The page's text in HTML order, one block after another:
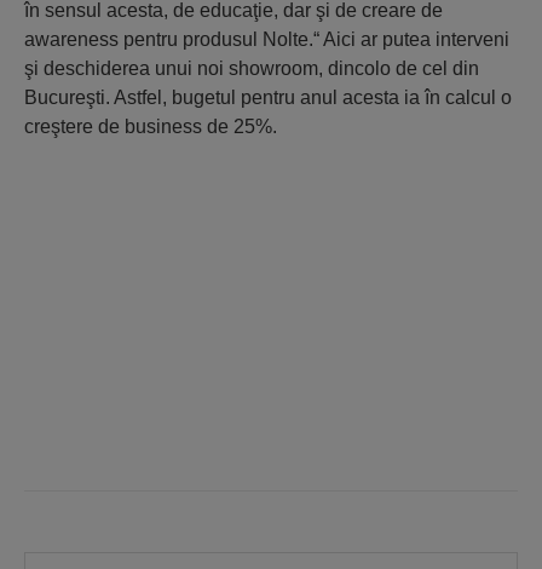
în sensul acesta, de educaţie, dar şi de creare de
awareness pentru produsul Nolte.“ Aici ar putea interveni
şi deschiderea unui noi showroom, dincolo de cel din
Bucureşti. Astfel, bugetul pentru anul acesta ia în calcul o
creştere de business de 25%.